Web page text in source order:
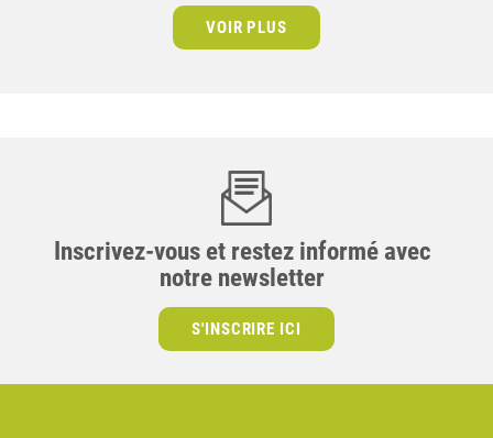
VOIR PLUS
Inscrivez-vous et restez informé avec
notre newsletter
S'INSCRIRE ICI